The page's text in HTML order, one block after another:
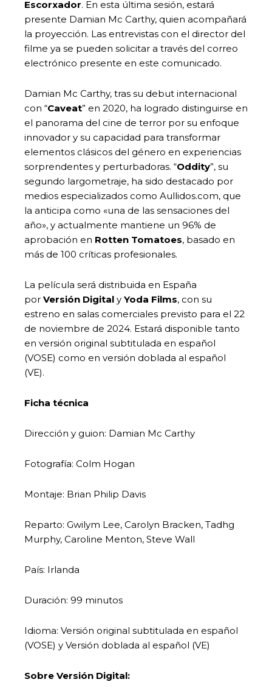
Escorxador. En esta última sesión, estará
presente Damian Mc Carthy, quien acompañará
la proyección. Las entrevistas con el director del
filme ya se pueden solicitar a través del correo
electrónico presente en este comunicado.
Damian Mc Carthy, tras su debut internacional
con “Caveat” en 2020, ha logrado distinguirse en
el panorama del cine de terror por su enfoque
innovador y su capacidad para transformar
elementos clásicos del género en experiencias
sorprendentes y perturbadoras. “Oddity”, su
segundo largometraje, ha sido destacado por
medios especializados como Aullidos.com, que
la anticipa como «una de las sensaciones del
año», y actualmente mantiene un 96% de
aprobación en Rotten Tomatoes, basado en
más de 100 críticas profesionales.
La película será distribuida en España
por Versión Digital y Yoda Films, con su
estreno en salas comerciales previsto para el 22
de noviembre de 2024. Estará disponible tanto
en versión original subtitulada en español
(VOSE) como en versión doblada al español
(VE).
Ficha técnica
Dirección y guion: Damian Mc Carthy
Fotografía: Colm Hogan
Montaje: Brian Philip Davis
Reparto: Gwilym Lee, Carolyn Bracken, Tadhg
Murphy, Caroline Menton, Steve Wall
País: Irlanda
Duración: 99 minutos
Idioma: Versión original subtitulada en español
(VOSE) y Versión doblada al español (VE)
Sobre Versión Digital: